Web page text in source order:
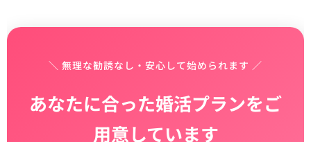
＼ 無理な勧誘なし・安心して始められます ／
あなたに合った婚活プランをご
用意しています